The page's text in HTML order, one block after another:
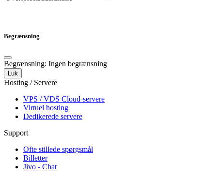
Begrænsning
Begrænsning: Ingen begrænsning
Luk
Hosting / Servere
VPS / VDS Cloud-servere
Virtuel hosting
Dedikerede servere
Support
Ofte stillede spørgsmål
Billetter
Jivo - Chat